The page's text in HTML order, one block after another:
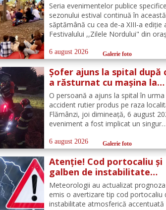
Seria evenimentelor publice specifice
sezonului estival continuă în această
săptămână cu cea de-a XIII-a ediție
Festivalului ,,Zilele Nordului" din
numeroasă la care Inspectoratul de
Jandarmi Județean Botoșani, în
cu partenerii instituționali,...
6 august 2026 Galerie foto
Șofer ajuns la spital după
a răsturnat cu mașina la
Flămânzi
O persoană a ajuns la spital în urma
accident rutier produs pe raza
Flămânzi, joi dimineață, 6 august
eveniment a fost implicat un singur
scurt timp, pompierii din cadrul
de Lucru Flămânzi, cu o
stingere și...
6 august 2026 Galerie foto
Atenție! Cod portocaliu și
galben de instabilitate
atmosferică pentru
Botoșani
Meteorologii au actualizat
emis o avertizare tip cod portocaliu
instabilitate atmosferică accentuată